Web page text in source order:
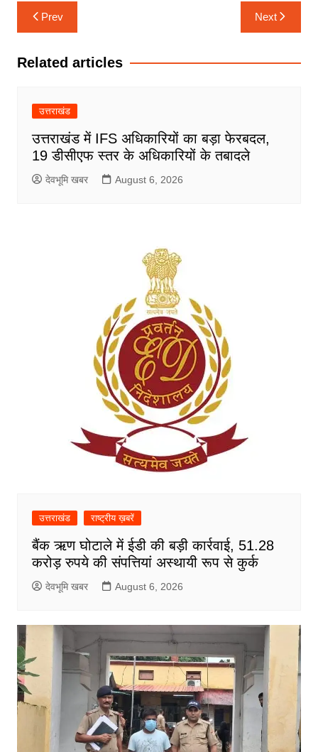
Post
navigation
Prev Next
Related articles
उत्तराखंड
उत्तराखंड में IFS अधिकारियों का बड़ा फेरबदल,
19 डीसीएफ स्तर के अधिकारियों के तबादले
देवभूमि खबर August 6, 2026
उत्तराखंड राष्ट्रीय ख़बरें
बैंक ऋण घोटाले में ईडी की बड़ी कार्रवाई, 51.28
करोड़ रुपये की संपत्तियां अस्थायी रूप से कुर्क
देवभूमि खबर August 6, 2026